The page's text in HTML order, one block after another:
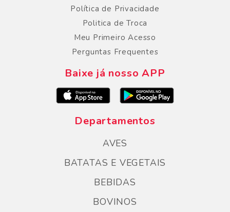
Política de Privacidade
Politica de Troca
Meu Primeiro Acesso
Perguntas Frequentes
Baixe já nosso APP
Departamentos
AVES
BATATAS E VEGETAIS
BEBIDAS
BOVINOS